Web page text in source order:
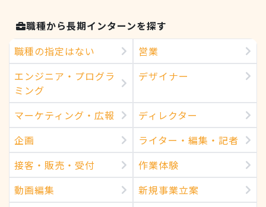
職種から長期インターンを探す
職種の指定はない
営業
エンジニア・プログラ
ミング
デザイナー
マーケティング・広報
ディレクター
企画
ライター・編集・記者
接客・販売・受付
作業体験
動画編集
新規事業立案